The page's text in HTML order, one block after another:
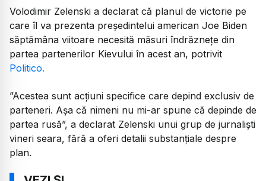
Volodimir Zelenski a declarat că planul de victorie pe
care îl va prezenta președintelui american Joe Biden
săptămâna viitoare necesită măsuri îndrăznețe din
partea partenerilor Kievului în acest an, potrivit
Politico.
”Acestea sunt acțiuni specifice care depind exclusiv de
parteneri. Așa că nimeni nu mi-ar spune că depinde de
partea rusă”, a declarat Zelenski unui grup de jurnaliști
vineri seara, fără a oferi detalii substanțiale despre
plan.